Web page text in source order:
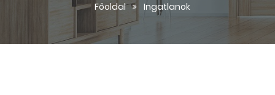
Főoldal Ingatlanok